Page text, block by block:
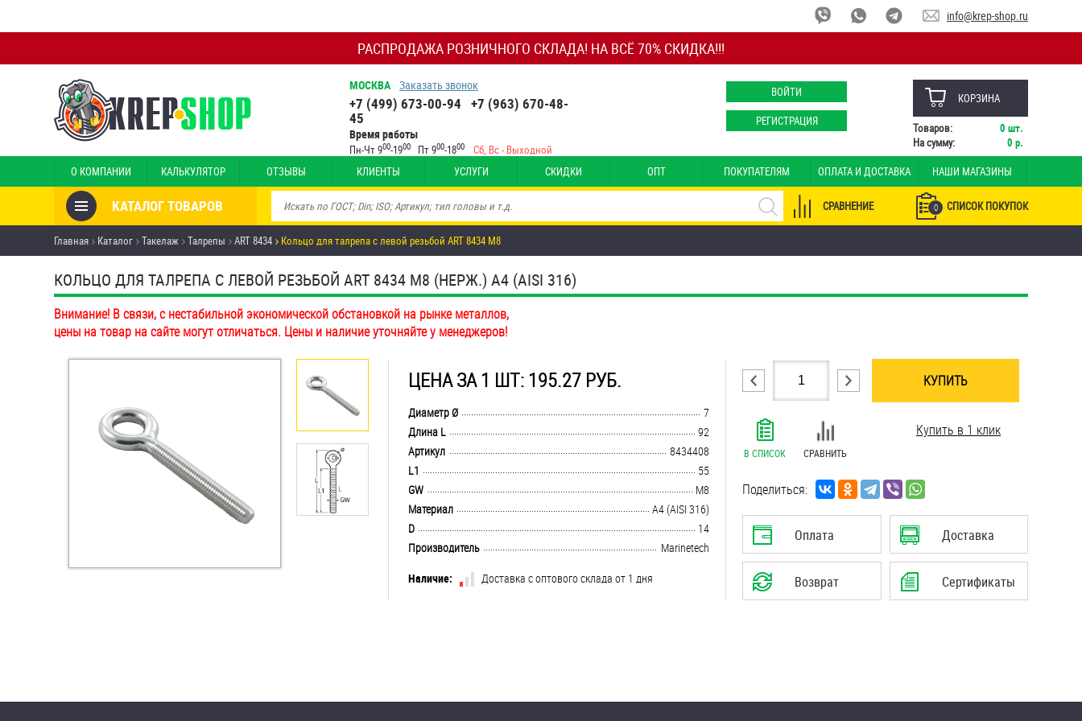
РАСПРОДАЖА РОЗНИЧНОГО СКЛАДА! НА ВСЁ 70% СКИДКА!!!
info@krep-shop.ru
МОСКВА Заказать звонок
+7 (499) 673-00-94 +7 (963) 670-48-
45
Время работы
Пн-Чт 900-1900 Пт 900-1800 Сб, Вс - Выходной
ВОЙТИ
РЕГИСТРАЦИЯ
КОРЗИНА
Товаров: 0 шт.
На сумму:
0 р.
О КОМПАНИИ КАЛЬКУЛЯТОР ОТЗЫВЫ КЛИЕНТЫ УСЛУГИ СКИДКИ ОПТ ПОКУПАТЕЛЯМ ОПЛАТА И ДОСТАВКА НАШИ МАГАЗИНЫ
КАТАЛОГ ТОВАРОВ 0 СПИСОК ПОКУПОК
СРАВНЕНИЕ
Товары со скидкой
Анкеры
Антивандальный крепёж,
инструмент
Болты и винты
Гайки
Дюбели
Дюймовый крепёж
Оснастка и аксессуары для
Главная Каталог Такелаж Талрепы ART 8434 Кольцо для талрепа с левой резьбой ART 8434 М8
КОЛЬЦО ДЛЯ ТАЛРЕПА С ЛЕВОЙ РЕЗЬБОЙ ART 8434 М8 (НЕРЖ.) A4 (AISI 316)
Внимание! В связи, с нестабильной экономической обстановкой на рынке металлов,
цены на товар на сайте могут отличаться. Цены и наличие уточняйте у менеджеров!
ЦЕНА ЗА 1 ШТ: 195.27 РУБ.
........................................................................................................................................................................................................
Диаметр Ø
7
........................................................................................................................................................................................................
Длина L
92
........................................................................................................................................................................................................
Артикул
8434408
........................................................................................................................................................................................................
L1
55
........................................................................................................................................................................................................
GW
M8
........................................................................................................................................................................................................
Материал
A4 (AISI 316)
........................................................................................................................................................................................................
D
14
........................................................................................................................................................................................................
Производитель
Marinetech
Наличие:
Доставка с оптового склада от 1 дня
КУПИТЬ
В СПИСОК СРАВНИТЬ
Купить в 1 клик
Поделиться:
Оплата Доставка
Возврат Сертификаты